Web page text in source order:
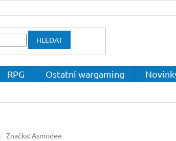
HLEDAT
RPG Ostatní wargaming
Značka:Asmodee